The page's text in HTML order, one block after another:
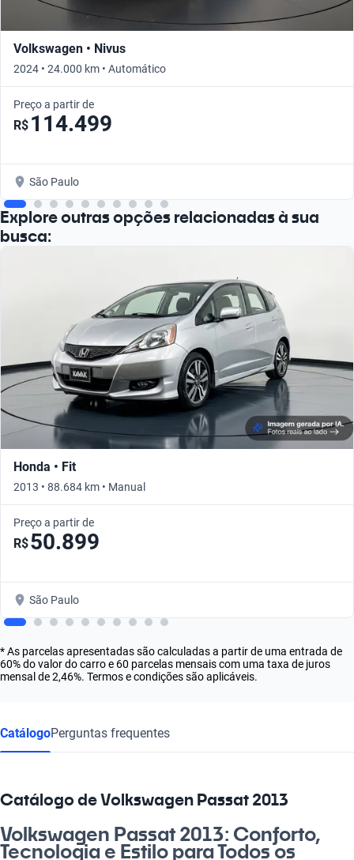
Volkswagen • Nivus
2024 • 24.000 km • Automático
Preço a partir de
R$ 114.499
São Paulo
Explore outras opções relacionadas à sua
busca:
Honda • Fit
2013 • 88.684 km • Manual
Preço a partir de
R$50.899
São Paulo
* As parcelas apresentadas são calculadas a partir de uma entrada de
60% do valor do carro e 60 parcelas mensais com uma taxa de juros
mensal de 2,46%. Termos e condições são aplicáveis.
CatálogoPerguntas frequentes
Catálogo de Volkswagen Passat 2013
Volkswagen Passat 2013: Conforto,
Tecnologia e Estilo para Todos os